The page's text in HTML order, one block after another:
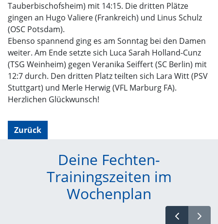
Tauberbischofsheim) mit 14:15. Die dritten Plätze
gingen an Hugo Valiere (Frankreich) und Linus Schulz
(OSC Potsdam).
Ebenso spannend ging es am Sonntag bei den Damen
weiter. Am Ende setzte sich Luca Sarah Holland-Cunz
(TSG Weinheim) gegen Veranika Seiffert (SC Berlin) mit
12:7 durch. Den dritten Platz teilten sich Lara Witt (PSV
Stuttgart) und Merle Herwig (VFL Marburg FA).
Herzlichen Glückwunsch!
Zurück
Deine Fechten-
Trainingszeiten im
Wochenplan